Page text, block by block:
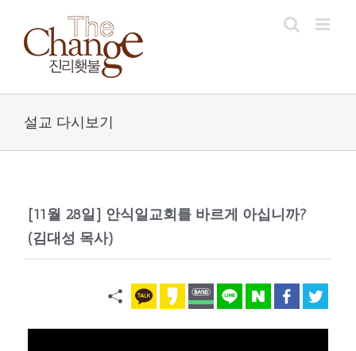
content
설교 다시보기
[11월 28일] 안식일교회를 바르게 아십니까?
(김대성 목사)